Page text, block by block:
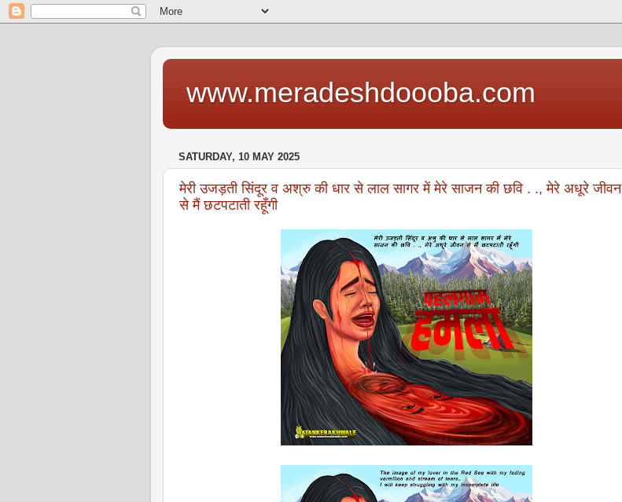
www.meradeshdoooba.com
SATURDAY, 10 MAY 2025
मेरी उजड़ती सिंदूर व अश्रु की धार से लाल सागर में मेरे साजन की छवि . ., मेरे अधूरे जीवन
से मैं छटपटाती रहूँगी